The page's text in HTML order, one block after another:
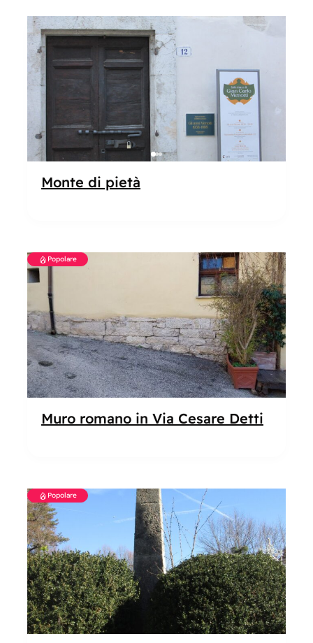
Popolare
Monte di pietà
Popolare
Muro romano in Via Cesare Detti
Popolare